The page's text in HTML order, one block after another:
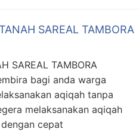
SAREAL TAMBORA
SAREAL TAMBORA
bagi anda warga
aqiqah tanpa
melaksanakan aqiqah
cepat